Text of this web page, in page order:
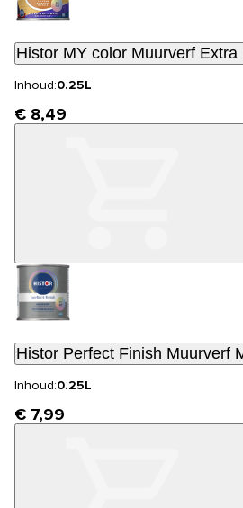
Histor MY color Muurverf Extra
Inhoud:0.25L
€ 8,49
Histor Perfect Finish Muurverf
Inhoud:0.25L
€ 7,99